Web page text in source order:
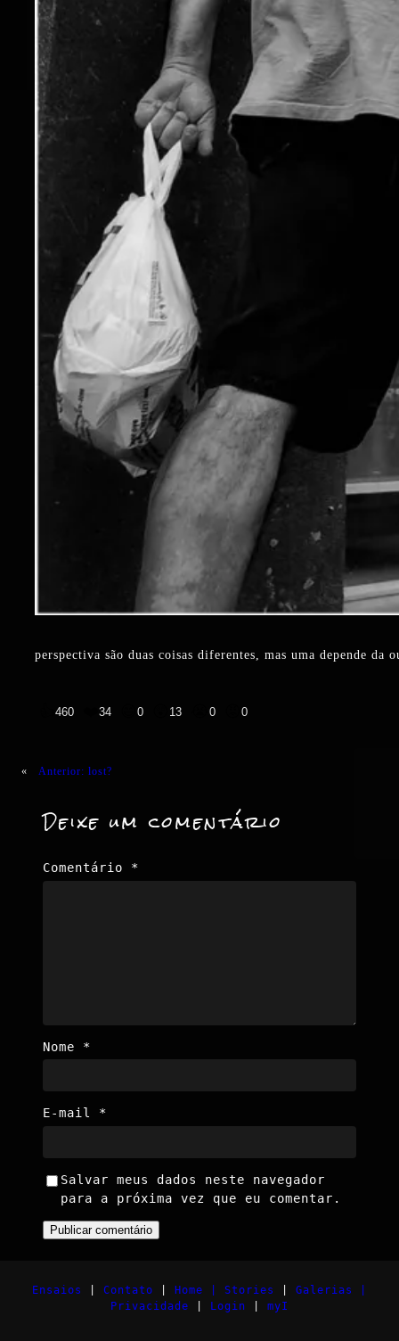
perspectiva são duas coisas diferentes, mas uma depende
460 34 0 13 0 0
« Anterior: lost?
Deixe um comentário
Comentário *
Nome *
E-mail *
Salvar meus dados neste navegador
para a próxima vez que eu comentar.
Ensaios Contato Home | Stories
Galerias |
Privacidade
Login myI